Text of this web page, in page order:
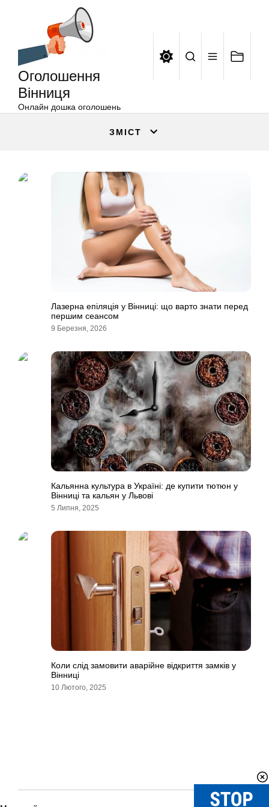
Оголошення
Вінниця
Онлайн дошка оголошень
ЗМІСТ
Лазерна епіляція у Вінниці: що варто знати перед
першим сеансом
9 Березня, 2026
Кальянна культура в Україні: де купити тютюн у
Вінниці та кальян у Львові
5 Липня, 2025
Коли слід замовити аварійне відкриття замків у
Вінниці
10 Лютого, 2025